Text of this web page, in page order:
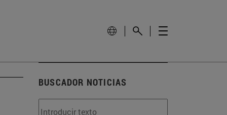
BUSCADOR NOTICIAS